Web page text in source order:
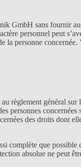
GmbH sans fournir
personnel peut
la personne concernée.
règlement général sur
personnes concernées
des droits dont
complète que possible
absolue ne peut